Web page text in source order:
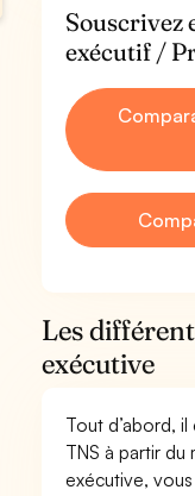
Souscrivez
exécutif /
Les
exécutive
Tout d’abord,
TNS à partir
exécutive,